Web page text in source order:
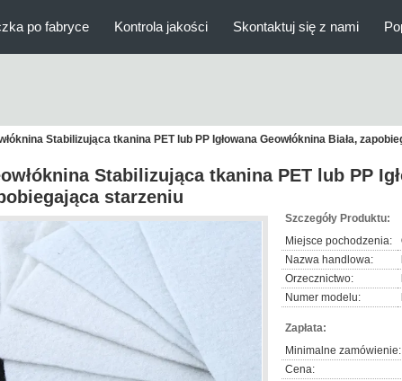
po fabryce Kontrola jakości Skontaktuj się z nami
Stabilizująca tkanina PET lub PP Igłowana Geowłóknina Biała,
Stabilizująca tkanina PET lub PP
starzeniu
Szczegóły Produktu:
Miejsce pochodzenia:
Nazwa handlowa:
Orzecznictwo:
Numer modelu:
Zapłata:
Minimalne zamówienie:
Cena: